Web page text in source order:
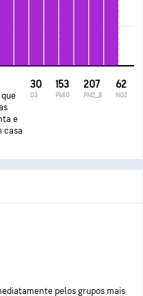
e
casa
30
O3
153
PM10
207
PM2_5
62
NO2
pelos grupos mais